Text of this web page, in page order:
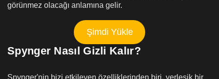
görünmez olacağı anlamına gelir.
Şimdi Yükle
Spynger Nasıl Gizli Kalır?
Spynger'nin bizi etkileyen özelliklerinden biri, yerleşik bir